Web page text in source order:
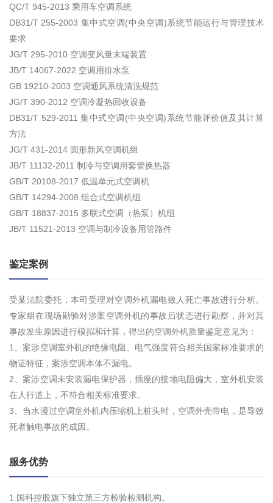
QC/T 945-2013 乘用车空调系统
DB31/T 255-2003 集中式空调(中央空调)系统节能运行与管理技术
要求
JG/T 295-2010 空调变风量末端装置
JB/T 14067-2022 空调用排水泵
GB 19210-2003 空调通风系统清洗规范
JG/T 390-2012 空调冷凝热回收设备
DB31/T 529-2011 集中式空调(中央空调)系统节能评价值及其计算
方法
JG/T 431-2014 圆形新风空调机组
JB/T 11132-2011 制冷与空调用套管换热器
GB/T 20108-2017 低温单元式空调机
GB/T 14294-2008 组合式空调机组
GB/T 18837-2015 多联式空调（热泵）机组
JB/T 11521-2013 空调与制冷设备用管路件
鉴定案例
受某法院委托，本司受理对空调外机漏电致人死亡事故进行分析。
专家组在现场勘验对涉案空调外机的事故后状态进行勘察，并对其
事故发生原因进行模拟和计算，得出的空调外机质量鉴定意见为：
1、案涉空调室外机的绝缘电阻、电气强度符合相关国家标准要求的
物证特征，案涉空调本体不漏电。
2、案涉空调未安装漏电保护器，插座的接地电阻偏大，室外机安装
在人行道上，不符合相关标准要求。
3、当水漫过空调室外机内压缩机上桩头时，空调外壳带电，是导致
死者触电事故的成因。
服务优势
1.国科控股旗下独立第三方检验检测机构。